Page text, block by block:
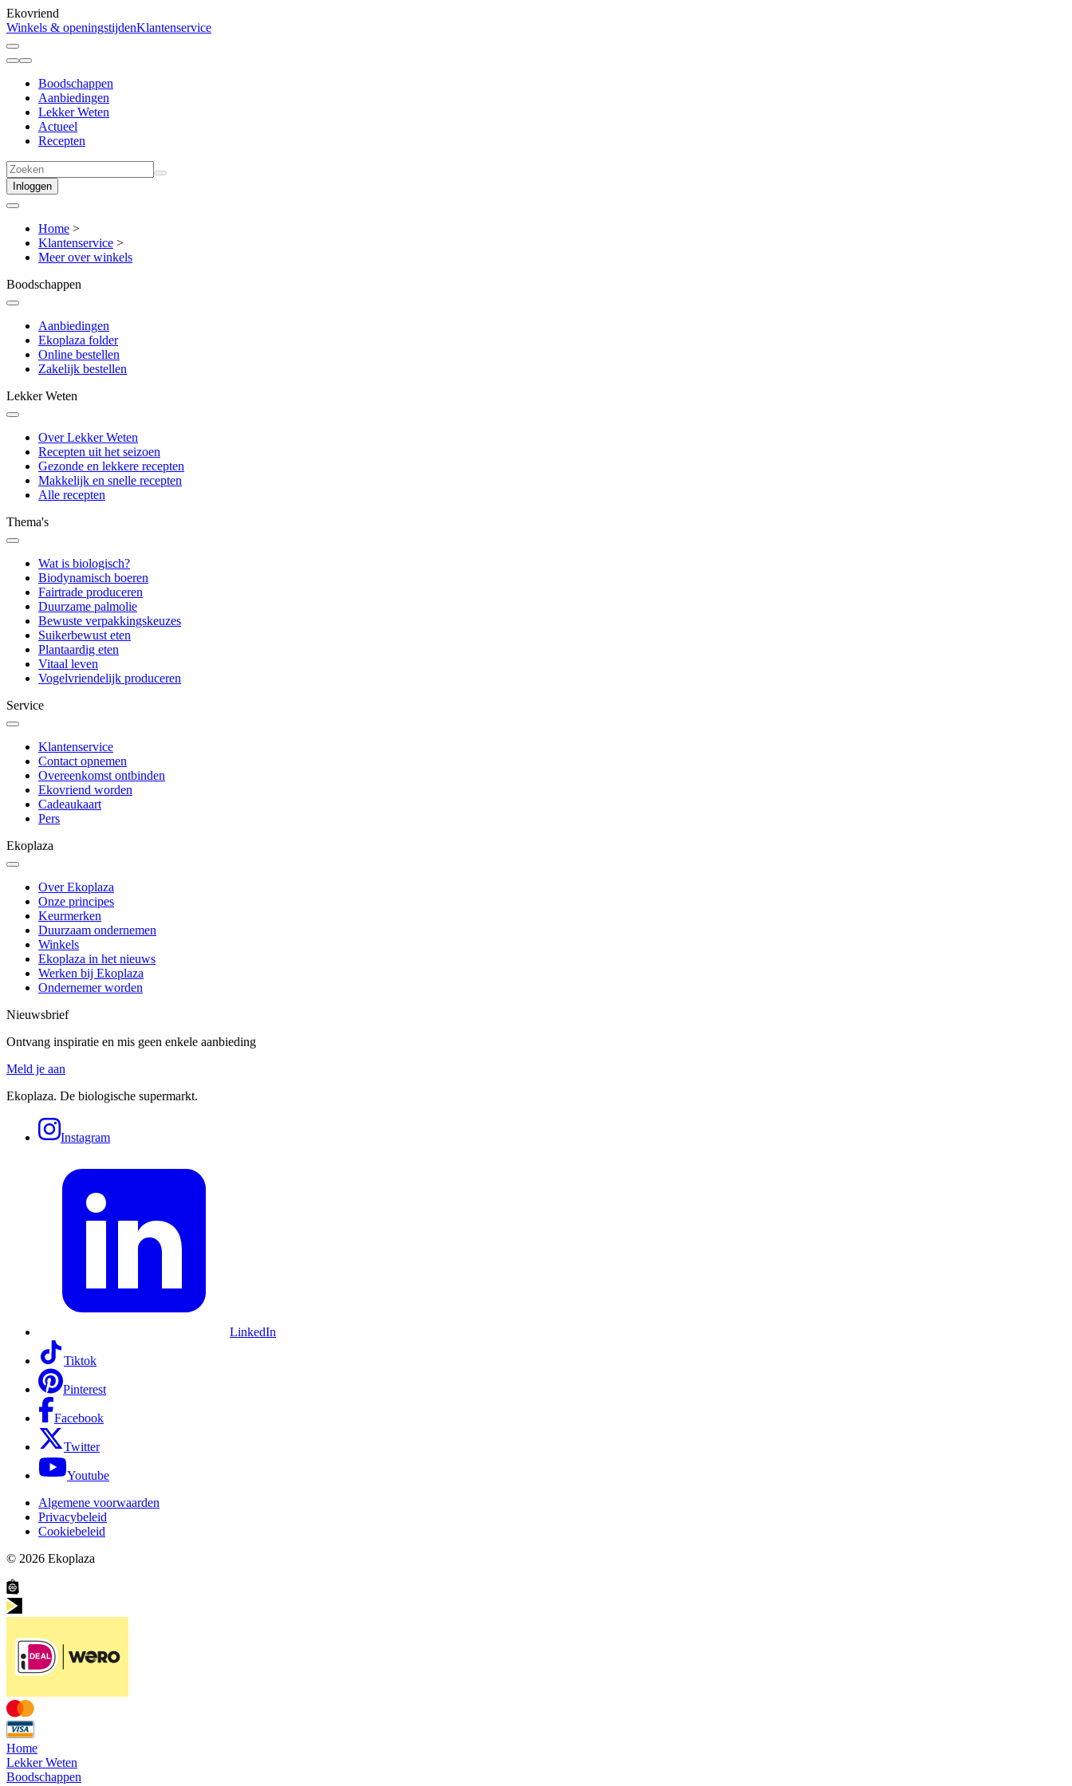
Ekovriend
Winkels & openingstijdenKlantenservice
Boodschappen
Aanbiedingen
Lekker Weten
Actueel
Recepten
Inloggen
Home >
Klantenservice >
Meer over winkels
Boodschappen
Aanbiedingen
Ekoplaza folder
Online bestellen
Zakelijk bestellen
Lekker Weten
Over Lekker Weten
Recepten uit het seizoen
Gezonde en lekkere recepten
Makkelijk en snelle recepten
Alle recepten
Thema's
Wat is biologisch?
Biodynamisch boeren
Fairtrade produceren
Duurzame palmolie
Bewuste verpakkingskeuzes
Suikerbewust eten
Plantaardig eten
Vitaal leven
Vogelvriendelijk produceren
Service
Klantenservice
Contact opnemen
Overeenkomst ontbinden
Ekovriend worden
Cadeaukaart
Pers
Ekoplaza
Over Ekoplaza
Onze principes
Keurmerken
Duurzaam ondernemen
Winkels
Ekoplaza in het nieuws
Werken bij Ekoplaza
Ondernemer worden
Nieuwsbrief
Ontvang inspiratie en mis geen enkele aanbieding
Meld je aan
Ekoplaza. De biologische supermarkt.
Instagram
LinkedIn
Tiktok
Pinterest
Facebook
Twitter
Youtube
Algemene voorwaarden
Privacybeleid
Cookiebeleid
© 2026 Ekoplaza
Home
Lekker Weten
Boodschappen